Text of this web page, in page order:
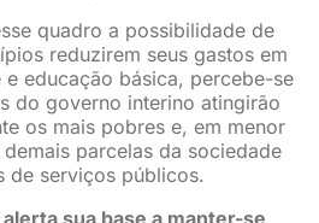
quadro a possibilidade de
reduzirem seus gastos em
e educação básica, percebe-se
do governo interino atingirão
os mais pobres e, em menor
parcelas da sociedade
de serviços públicos.
alerta sua base a manter-se